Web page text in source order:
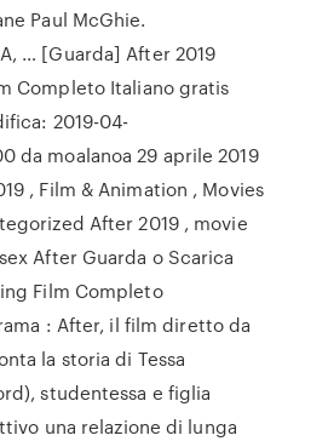
Paul McGhie.
… [Guarda] After 2019
Completo Italiano gratis
2019-04-
da moalanoa 29 aprile 2019
, Film & Animation , Movies
After 2019 , movie
After Guarda o Scarica
Film Completo
: After, il film diretto da
la storia di Tessa
studentessa e figlia
una relazione di lunga